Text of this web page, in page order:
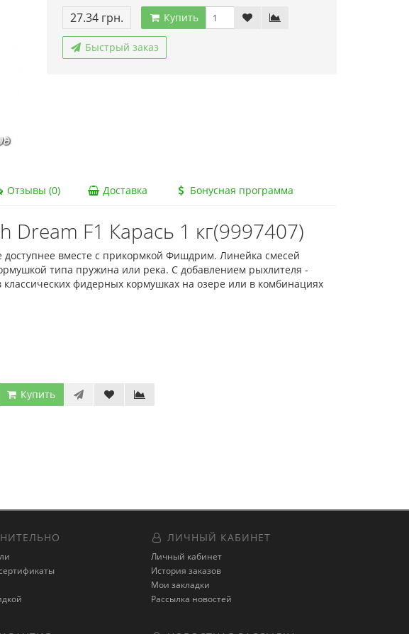
27.34 грн. Купить
Быстрый заказ
Отзывы (0) Доставка Бонусная программа
F1 Карась 1 кг(9997407)
вместе с прикормкой Фишдрим. Линейка смесей
типа пружина или река. С добавлением рыхлителя -
фидерных кормушках на озере или в комбинациях
Купить
ЛИЧНЫЙ КАБИНЕТ
Личный кабинет
История заказов
Мои закладки
Рассылка новостей